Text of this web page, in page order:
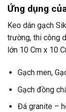
Ứng dụng
Keo dán gạch
trường, thi công
lớn 10 Cm x 10
Gạch men,
Gạch đồng
Đá granite –